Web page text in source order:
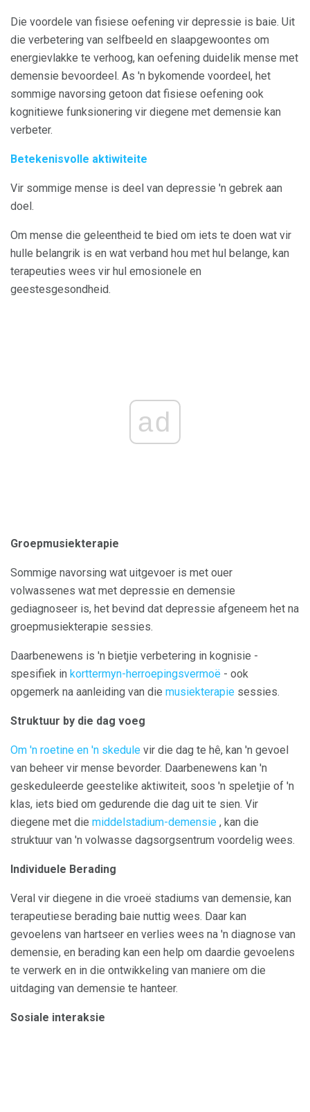
Die voordele van fisiese oefening vir depressie is baie. Uit
die verbetering van selfbeeld en slaapgewoontes om
energievlakke te verhoog, kan oefening duidelik mense met
demensie bevoordeel. As 'n bykomende voordeel, het
sommige navorsing getoon dat fisiese oefening ook
kognitiewe funksionering vir diegene met demensie kan
verbeter.
Betekenisvolle aktiwiteite
Vir sommige mense is deel van depressie 'n gebrek aan
doel.
Om mense die geleentheid te bied om iets te doen wat vir
hulle belangrik is en wat verband hou met hul belange, kan
terapeuties wees vir hul emosionele en
geestesgesondheid.
ad
Groepmusiekterapie
Sommige navorsing wat uitgevoer is met ouer
volwassenes wat met depressie en demensie
gediagnoseer is, het bevind dat depressie afgeneem het na
groepmusiekterapie sessies.
Daarbenewens is 'n bietjie verbetering in kognisie -
spesifiek in korttermyn-herroepingsvermoë - ook
opgemerk na aanleiding van die musiekterapie sessies.
Struktuur by die dag voeg
Om 'n roetine en 'n skedule vir die dag te hê, kan 'n gevoel
van beheer vir mense bevorder. Daarbenewens kan 'n
geskeduleerde geestelike aktiwiteit, soos 'n speletjie of 'n
klas, iets bied om gedurende die dag uit te sien. Vir
diegene met die middelstadium-demensie , kan die
struktuur van 'n volwasse dagsorgsentrum voordelig wees.
Individuele Berading
Veral vir diegene in die vroeë stadiums van demensie, kan
terapeutiese berading baie nuttig wees. Daar kan
gevoelens van hartseer en verlies wees na 'n diagnose van
demensie, en berading kan een help om daardie gevoelens
te verwerk en in die ontwikkeling van maniere om die
uitdaging van demensie te hanteer.
Sosiale interaksie